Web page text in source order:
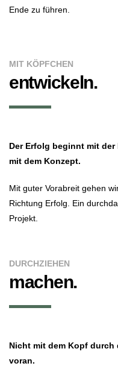
Ende zu führen.
MIT KÖPFCHEN
entwickeln.
Der Erfolg beginnt mit
mit dem Konzept.
Mit guter Vorabreit gehen
Richtung Erfolg. Ein
Projekt.
DURCHZIEHEN
machen.
Nicht mit dem Kopf durch
voran.